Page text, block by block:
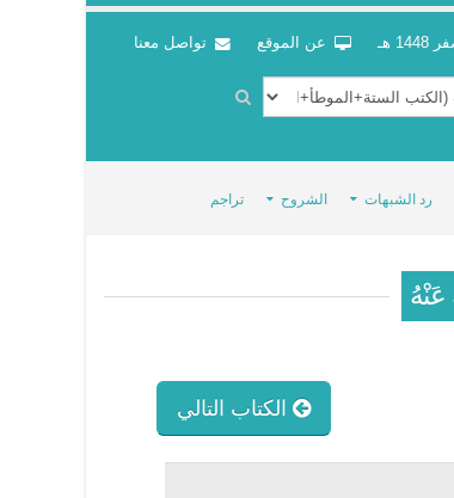
عن الموقع تواصل معنا
رد الشبهات الشروح تراجم
الكتاب التالي